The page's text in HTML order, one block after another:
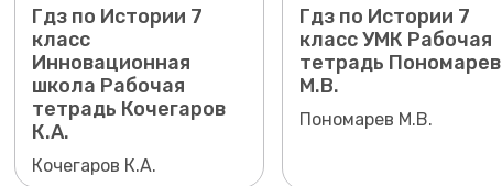
Гдз по Истории 7
класс
Инновационная
школа Рабочая
тетрадь Кочегаров
К.А.
Кочегаров К.А.
Гдз по Истории 7
класс УМК Рабочая
тетрадь Пономарев
М.В.
Пономарев М.В.